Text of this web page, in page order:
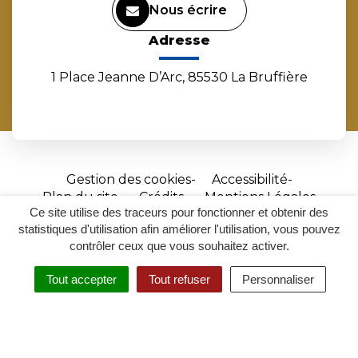
Ce site utilise des traceurs pour fonctionner et obtenir des
statistiques d'utilisation afin améliorer l'utilisation, vous pouvez
contrôler ceux que vous souhaitez activer.
Tout accepter Tout refuser Personnaliser
RECHERCHER
ACCESSIBILITÉ
Nous écrire
Adresse
1 Place Jeanne D’Arc, 85530 La Bruffière
Gestion des cookies
Accessibilité
Plan du site
Crédits
Mentions Légales
Site
réalisé
par
Inovagora